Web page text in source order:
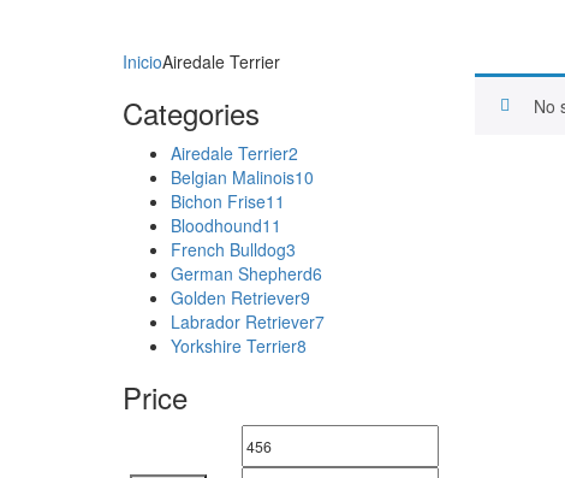
InicioAiredale Terrier
Categories
Airedale Terrier2
Belgian Malinois10
Bichon Frise11
Bloodhound11
French Bulldog3
German Shepherd6
Golden Retriever9
Labrador Retriever7
Yorkshire Terrier8
Price
No